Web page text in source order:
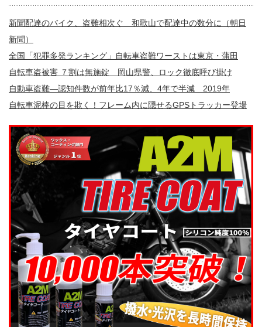
新聞配達のバイク、盗難相次ぐ 和歌山で配達中の数分に（朝日
新聞）
全国「犯罪多発ランキング」自転車盗難ワーストは東京・蒲田
自転車盗被害 ７割は無施錠 岡山県警、ロック徹底呼び掛け
自動車盗難—認知件数が前年比17％減、4年で半減 2019年
自転車泥棒の目を欺く！フレーム内に隠せるGPSトラッカー登場